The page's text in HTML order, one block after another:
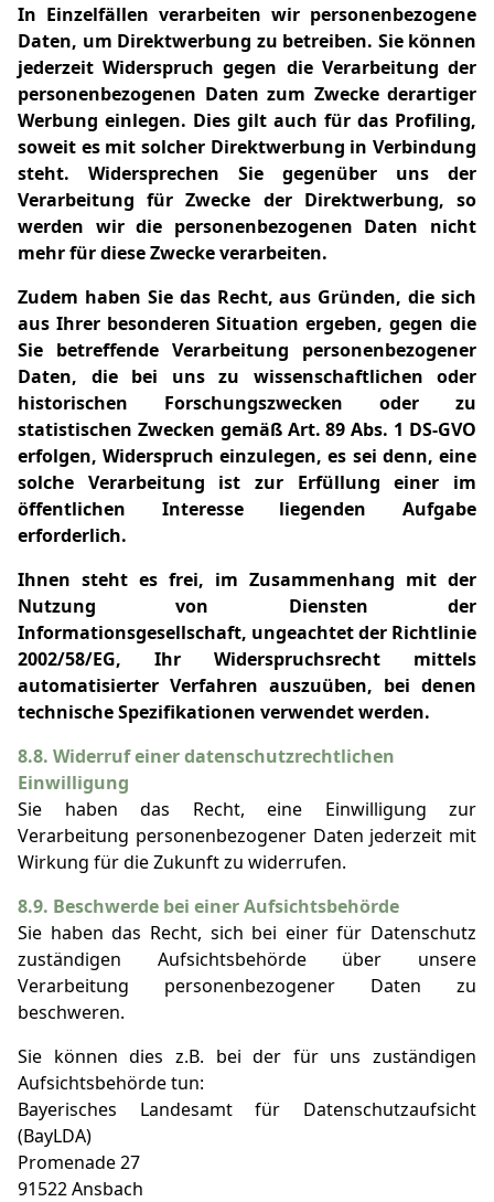
In Einzelfällen verarbeiten wir personenbezogene
Daten, um Direktwerbung zu betreiben. Sie können
jederzeit Widerspruch gegen die Verarbeitung der
personenbezogenen Daten zum Zwecke derartiger
Werbung einlegen. Dies gilt auch für das Profiling,
soweit es mit solcher Direktwerbung in Verbindung
steht. Widersprechen Sie gegenüber uns der
Verarbeitung für Zwecke der Direktwerbung, so
werden wir die personenbezogenen Daten nicht
mehr für diese Zwecke verarbeiten.
Zudem haben Sie das Recht, aus Gründen, die sich
aus Ihrer besonderen Situation ergeben, gegen die
Sie betreffende Verarbeitung personenbezogener
Daten, die bei uns zu wissenschaftlichen oder
historischen Forschungszwecken oder zu
statistischen Zwecken gemäß Art. 89 Abs. 1 DS-GVO
erfolgen, Widerspruch einzulegen, es sei denn, eine
solche Verarbeitung ist zur Erfüllung einer im
öffentlichen Interesse liegenden Aufgabe
erforderlich.
Ihnen steht es frei, im Zusammenhang mit der
Nutzung von Diensten der
Informationsgesellschaft, ungeachtet der Richtlinie
2002/58/EG, Ihr Widerspruchsrecht mittels
automatisierter Verfahren auszuüben, bei denen
technische Spezifikationen verwendet werden.
8.8. Widerruf einer datenschutzrechtlichen
Einwilligung
Sie haben das Recht, eine Einwilligung zur
Verarbeitung personenbezogener Daten jederzeit mit
Wirkung für die Zukunft zu widerrufen.
8.9. Beschwerde bei einer Aufsichtsbehörde
Sie haben das Recht, sich bei einer für Datenschutz
zuständigen Aufsichtsbehörde über unsere
Verarbeitung personenbezogener Daten zu
beschweren.
Sie können dies z.B. bei der für uns zuständigen
Aufsichtsbehörde tun:
Bayerisches Landesamt für Datenschutzaufsicht
(BayLDA)
Promenade 27
91522 Ansbach